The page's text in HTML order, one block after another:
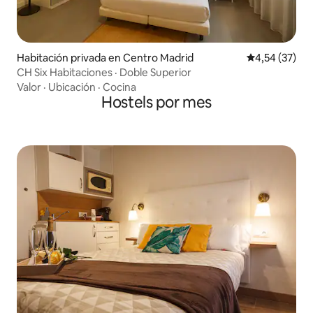
Habitación privada en Centro Madrid Calificación
4,54 (37)
CH Six Habitaciones · Doble Superior
Valor · Ubicación · Cocina
Hostels por mes